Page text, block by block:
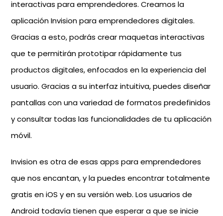
interactivas para emprendedores. Creamos la
aplicación Invision para emprendedores digitales.
Gracias a esto, podrás crear maquetas interactivas
que te permitirán prototipar rápidamente tus
productos digitales, enfocados en la experiencia del
usuario. Gracias a su interfaz intuitiva, puedes diseñar
pantallas con una variedad de formatos predefinidos
y consultar todas las funcionalidades de tu aplicación
móvil.
Invision es otra de esas apps para emprendedores
que nos encantan, y la puedes encontrar totalmente
gratis en iOS y en su versión web. Los usuarios de
Android todavía tienen que esperar a que se inicie